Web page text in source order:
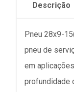
Descrição
Pneu 28x9-
pneu de
em
profundidade